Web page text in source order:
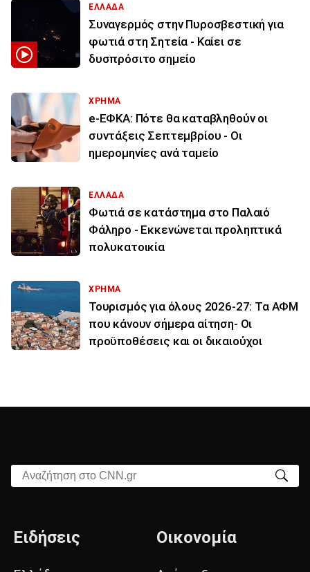
ΕΛΛΑΔΑ
Συναγερμός στην Πυροσβεστική για
φωτιά στη Σητεία - Καίει σε
δυσπρόσιτο σημείο
ΧΡΗΜΑ
e-ΕΦΚΑ: Πότε θα καταβληθούν οι
συντάξεις Σεπτεμβρίου - Οι
ημερομηνίες ανά ταμείο
ΕΛΛΑΔΑ
Φωτιά σε κατάστημα στο Παλαιό
Φάληρο - Εκκενώνεται προληπτικά
πολυκατοικία
ΧΡΗΜΑ
Τουρισμός για όλους 2026-27: Τα ΑΦΜ
που κάνουν σήμερα αίτηση- Οι
προϋποθέσεις και οι δικαιούχοι
Αναζήτηση στο CNN.gr
Ειδήσεις Οικονομία